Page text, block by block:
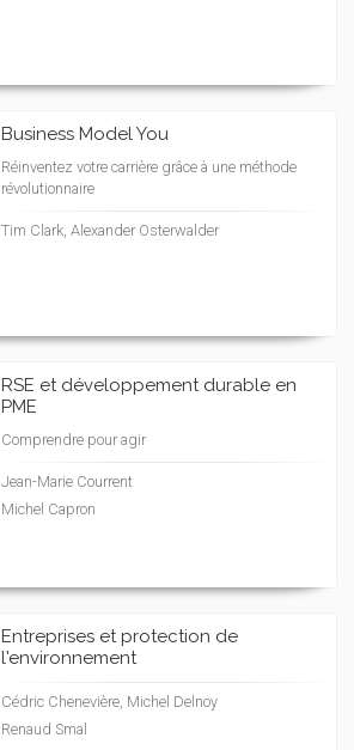
Business Model You
Réinventez votre carrière grâce à une méthode
révolutionnaire
Tim Clark, Alexander Osterwalder
RSE et développement durable en
PME
Comprendre pour agir
Jean-Marie Courrent
Michel Capron
Entreprises et protection de
l'environnement
Cédric Chenevière, Michel Delnoy
Renaud Smal